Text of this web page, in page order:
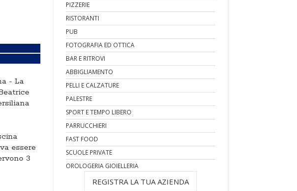
- La
essere
3
PIZZERIE
RISTORANTI
PUB
FOTOGRAFIA ED OTTICA
BAR E RITROVI
ABBIGLIAMENTO
PELLI E CALZATURE
PALESTRE
SPORT E TEMPO LIBERO
PARRUCCHIERI
FAST FOOD
SCUOLE PRIVATE
OROLOGERIA GIOIELLERIA
REGISTRA LA TUA AZIENDA